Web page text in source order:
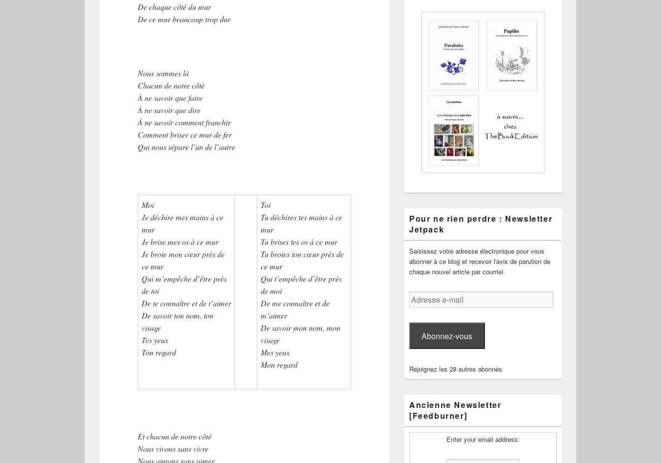
De chaque côté du mur
De ce mur beaucoup trop dur
Nous sommes là
Chacun de notre côté
À ne savoir que faire
À ne savoir que dire
À ne savoir comment franchir
Comment briser ce mur de fer
Qui nous sépare l’un de l’autre
Moi
Je déchire mes mains à ce
mur
Je brise mes os à ce mur
Je broie mon cœur près de
ce mur
Qui m’empêche d’être près
de toi
De te connaître et de t’aimer
De savoir ton nom, ton
visage
Tes yeux
Ton regard
Toi
Tu déchires tes mains à ce
mur
Tu brises tes os à ce mur
Tu broies ton cœur près de
ce mur
Qui t’empêche d’être près
de moi
De me connaître et de
m’aimer
De savoir mon nom, mon
visage
Mes yeux
Mon regard
Et chacun de notre côté
Nous vivons sans vivre
Nous aimons sans aimer
Pour ne rien perdre : Newsletter
Jetpack
Saisissez votre adresse électronique pour vous
abonner à ce blog et recevoir l'avis de parution de
chaque nouvel article par courriel.
Adresse
e-
Abonnez-vous
Rejoignez les 28 autres abonnés
Ancienne Newsletter
[Feedburner]
Enter your email address: